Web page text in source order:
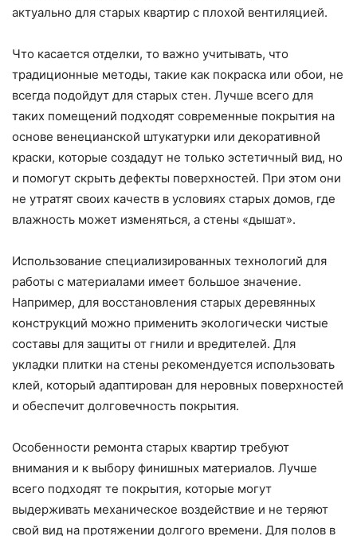
актуально для старых квартир с плохой вентиляцией.
Что касается отделки, то важно учитывать, что
традиционные методы, такие как покраска или обои, не
всегда подойдут для старых стен. Лучше всего для
таких помещений подходят современные покрытия на
основе венецианской штукатурки или декоративной
краски, которые создадут не только эстетичный вид, но
и помогут скрыть дефекты поверхностей. При этом они
не утратят своих качеств в условиях старых домов, где
влажность может изменяться, а стены «дышат».
Использование специализированных технологий для
работы с материалами имеет большое значение.
Например, для восстановления старых деревянных
конструкций можно применить экологически чистые
составы для защиты от гнили и вредителей. Для
укладки плитки на стены рекомендуется использовать
клей, который адаптирован для неровных поверхностей
и обеспечит долговечность покрытия.
Особенности ремонта старых квартир требуют
внимания и к выбору финишных материалов. Лучше
всего подходят те покрытия, которые могут
выдерживать механическое воздействие и не теряют
свой вид на протяжении долгого времени. Для полов в